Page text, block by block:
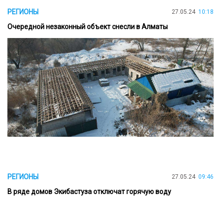
РЕГИОНЫ 27.05.24 10:18
Очередной незаконный объект снесли в Алматы
РЕГИОНЫ 27.05.24 09:46
В ряде домов Экибастуза отключат горячую воду